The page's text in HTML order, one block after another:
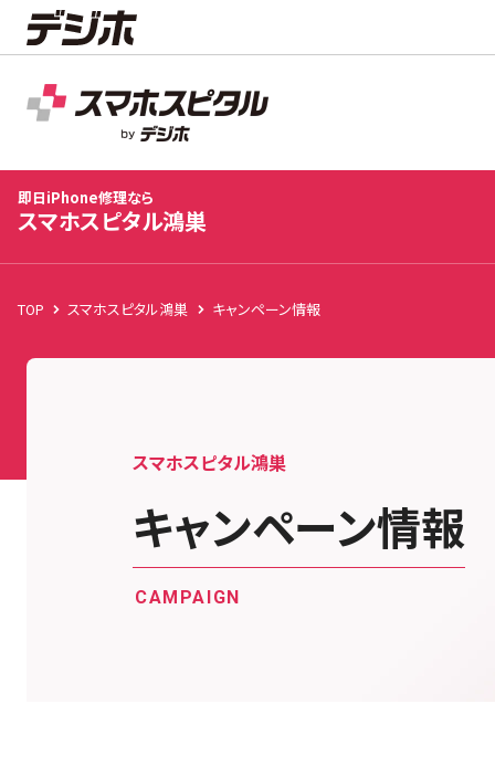
スマホスピタル鴻巣
店舗TOP 修理料金 修理速報 お客様の声 お
即日iPhone修理なら
スマホスピタル鴻巣
TOP スマホスピタル鴻巣 キャンペーン情報
スマホスピタル鴻巣
キャンペーン情報
CAMPAIGN